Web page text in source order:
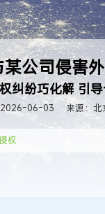
公司侵害
纠纷巧化解 引导
2026-06-03 来源：
权